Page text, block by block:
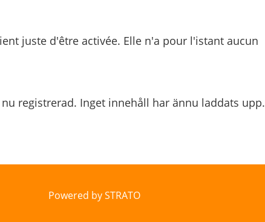
juste d'être activée. Elle n'a pour l'istant aucun
registrerad. Inget innehåll har ännu laddats upp.
Powered by STRATO